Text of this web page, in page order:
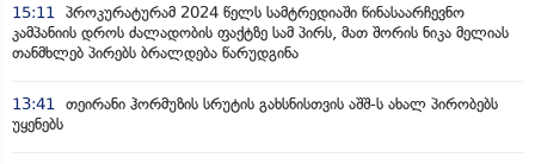
15:11
პროკურატურამ 2024 წელს სამტრედიაში წინასაარჩევნო
კამპანიის დროს ძალადობის ფაქტზე სამ პირს, მათ შორის ნიკა მელიას
თანმხლებ პირებს ბრალდება წარუდგინა
13:41
თეირანი ჰორმუზის სრუტის გახსნისთვის აშშ-ს ახალ პირობებს
უყენებს